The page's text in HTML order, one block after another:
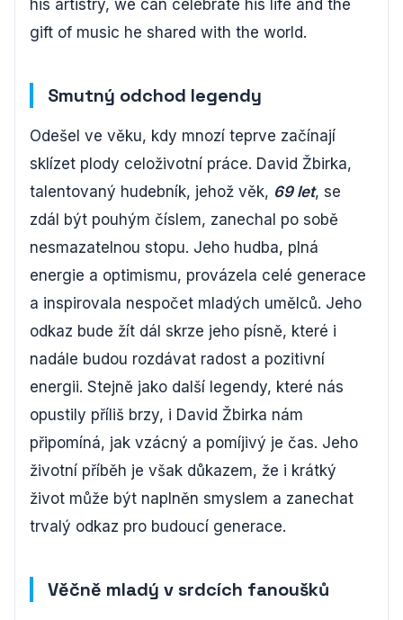
his artistry, we can celebrate his life and the
gift of music he shared with the world.
Smutný odchod legendy
Odešel ve věku, kdy mnozí teprve začínají
sklízet plody celoživotní práce. David Žbirka,
talentovaný hudebník, jehož věk, 69 let, se
zdál být pouhým číslem, zanechal po sobě
nesmazatelnou stopu. Jeho hudba, plná
energie a optimismu, provázela celé generace
a inspirovala nespočet mladých umělců. Jeho
odkaz bude žít dál skrze jeho písně, které i
nadále budou rozdávat radost a pozitivní
energii. Stejně jako další legendy, které nás
opustily příliš brzy, i David Žbirka nám
připomíná, jak vzácný a pomíjivý je čas. Jeho
životní příběh je však důkazem, že i krátký
život může být naplněn smyslem a zanechat
trvalý odkaz pro budoucí generace.
Věčně mladý v srdcích fanoušků